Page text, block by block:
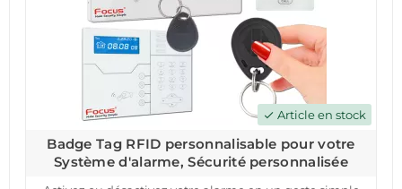
check Article en stock
Badge Tag RFID personnalisable pour votre
Système d'alarme, Sécurité personnalisée